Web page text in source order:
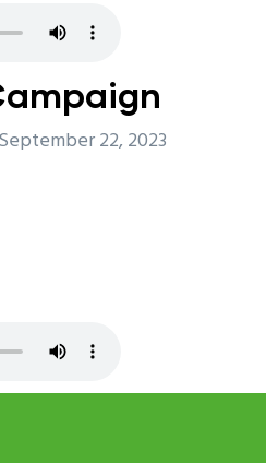
22, 2023